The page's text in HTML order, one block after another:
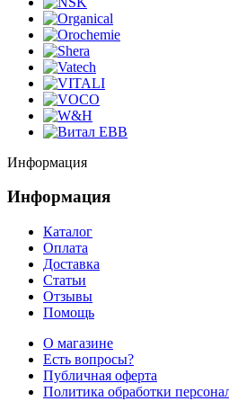
Информация
Информация
Каталог
Оплата
Доставка
Статьи
Отзывы
Помощь
О магазине
Есть вопросы?
Публичная оферта
Политика обработки